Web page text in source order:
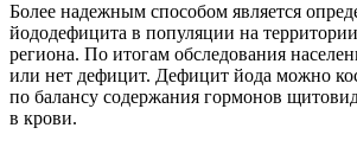
Более надежным способом является
йододефицита в популяции на
региона. По итогам обследования
или нет дефицит. Дефицит йода можно
по балансу содержания гормонов
в крови.